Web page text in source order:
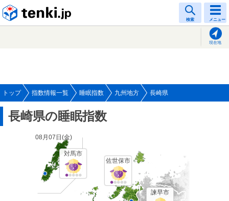
検索 メニュー
現在地
トップ 指数情報一覧 睡眠指数 九州地方 長崎県
長崎県の睡眠指数
08月07日(金)
佐世保市
諫早市
対馬市